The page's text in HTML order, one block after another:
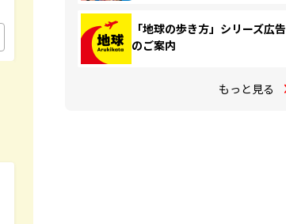
「地球の歩き方」シリーズ広告
のご案内
もっと見る